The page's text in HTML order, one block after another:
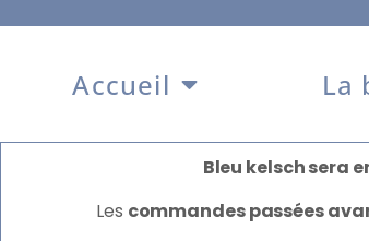
Accueil La
Bleu kelsch sera
Les commandes passées